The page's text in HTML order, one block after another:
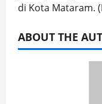
di Kota Mataram.
ABOUT THE